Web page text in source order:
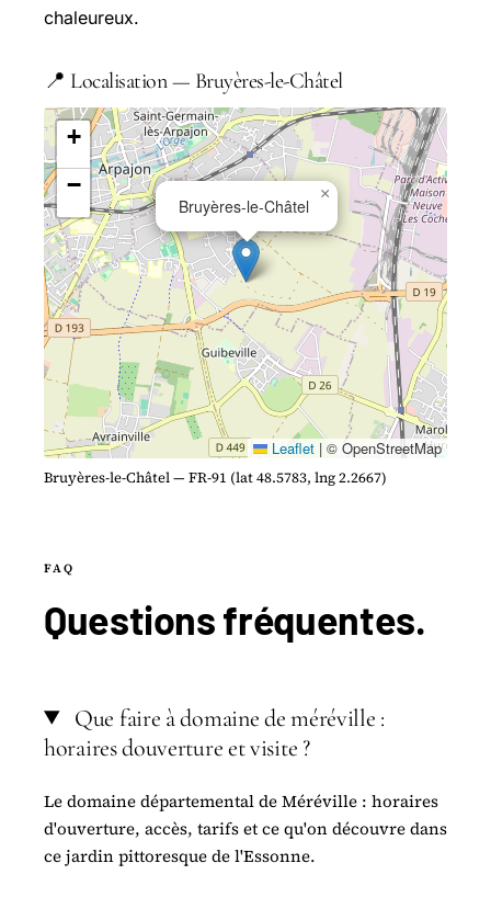
chaleureux.
📍 Localisation — Bruyères-le-Châtel
Bruyères-le-Châtel
×
+
−
Leaflet | © OpenStreetMap
Bruyères-le-Châtel — FR-91 (lat 48.5783, lng 2.2667)
FAQ
Questionsfréquentes.
Que faire à domaine de méréville :
horaires douverture et visite ?
Le domaine départemental de Méréville : horaires
d'ouverture, accès, tarifs et ce qu'on découvre dans
ce jardin pittoresque de l'Essonne.